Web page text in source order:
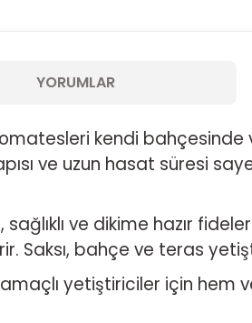
YORUMLAR
kendi
ve uzun hasat süresi
ve dikime hazır
Saksı, bahçe ve teras
yetiştiriciler için hem